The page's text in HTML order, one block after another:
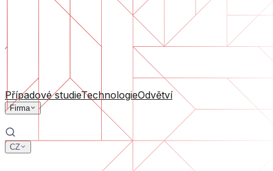
Podpora software
Průběžná údržba nebo záchrana projektu, který se
Podle velikosti firmy
Pro lídry odvětví
Všechny služby
Případové studieTechnologieOdvětví
Firma
CZ